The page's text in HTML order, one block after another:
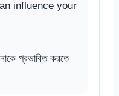
influence your
প্রভাবিত করতে